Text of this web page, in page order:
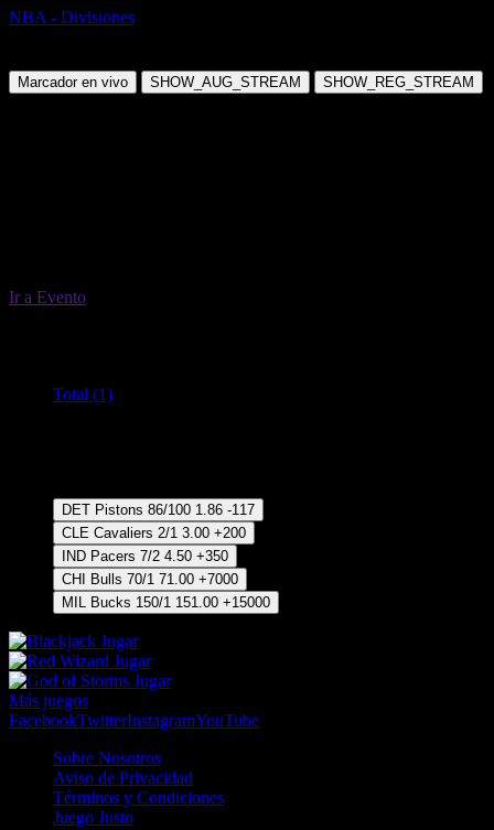
NBA - Divisiones
Marcador en vivo SHOW_AUG_STREAM SHOW_REG_STREAM
Ir a Evento
Total (1)
DET Pistons 86/100 1.86 -117
CLE Cavaliers 2/1 3.00 +200
IND Pacers 7/2 4.50 +350
CHI Bulls 70/1 71.00 +7000
MIL Bucks 150/1 151.00 +15000
Jugar
Jugar
Jugar
Más juegos
FacebookTwitterInstagramYouTube
Sobre Nosotros
Aviso de Privacidad
Términos y Condiciones
Juego Justo